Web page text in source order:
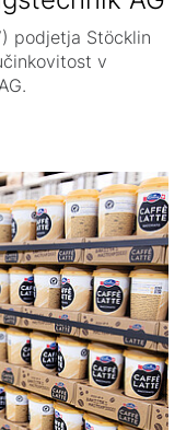
podjetja Stöcklin
v